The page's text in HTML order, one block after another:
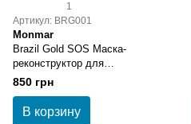
1
Артикул: BRG001
Monmar
Brazil Gold SOS Маска-
реконструктор для
восстановления волос 300 мл
850 грн
В корзину